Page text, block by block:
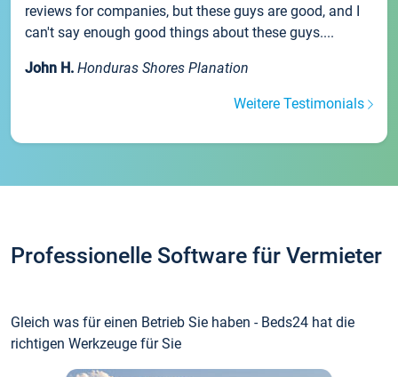
reviews for companies, but these guys are good, and I
can't say enough good things about these guys....
John H. Honduras Shores Planation
Weitere Testimonials
Professionelle Software für Vermieter
Gleich was für einen Betrieb Sie haben - Beds24 hat die
richtigen Werkzeuge für Sie